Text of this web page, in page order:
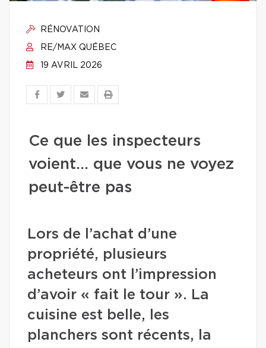
RÉNOVATION
RE/MAX QUÉBEC
19 AVRIL 2026
Ce que les inspecteurs
voient… que vous ne voyez
peut-être pas
Lors de l’achat d’une
propriété, plusieurs
acheteurs ont l’impression
d’avoir « fait le tour ». La
cuisine est belle, les
planchers sont récents, la